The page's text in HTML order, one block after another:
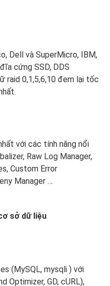
Dell và SuperMicro, IBM,
cứng SSD, DDS
raid 0,1,5,6,10 đem lại tốc
với các tính năng nổi
Raw Log Manager,
Custom Error
Manager …
sở dữ liệu
(MySQL, mysqli ) với
Optimizer, GD, cURL),